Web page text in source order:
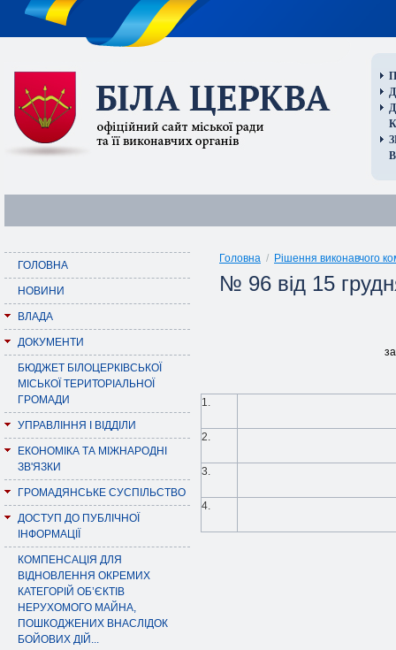
ГОЛОВНА
НОВИНИ
ВЛАДА
ДОКУМЕНТИ
БЮДЖЕТ БІЛОЦЕРКІВСЬКОЇ
МІСЬКОЇ ТЕРИТОРІАЛЬНОЇ
ГРОМАДИ
УПРАВЛІННЯ І ВІДДІЛИ
ЕКОНОМІКА ТА МІЖНАРОДНІ
ЗВ'ЯЗКИ
ГРОМАДЯНСЬКЕ СУСПІЛЬСТВО
ДОСТУП ДО ПУБЛІЧНОЇ
ІНФОРМАЦІЇ
КОМПЕНСАЦІЯ ДЛЯ
ВІДНОВЛЕННЯ ОКРЕМИХ
КАТЕГОРІЙ ОБ’ЄКТІВ
НЕРУХОМОГО МАЙНА,
ПОШКОДЖЕНИХ ВНАСЛІДОК
БОЙОВИХ ДІЙ...
Головна / Рішення виконавчого
№ 96 від 15
1.
2.
3.
4.